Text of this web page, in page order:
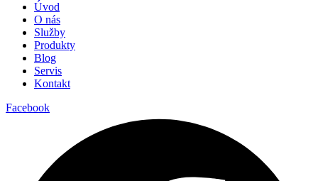
Úvod
O nás
Služby
Produkty
Blog
Servis
Kontakt
Facebook